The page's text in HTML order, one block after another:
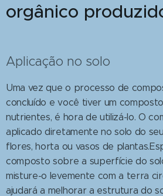
orgânico
Aplicação no solo
Uma vez que o processo de
concluído e você tiver um
nutrientes, é hora de utilizá-lo. O
aplicado diretamente no solo do
flores, horta ou vasos de
composto sobre a superfície do
misture-o levemente com a terra
ajudará a melhorar a estrutura do